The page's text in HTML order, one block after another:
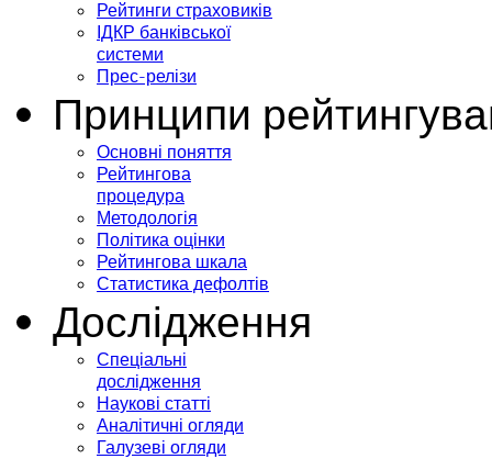
Рейтинги страховиків
ІДКР банківської
системи
Прес-релізи
Принципи
Основні поняття
Рейтингова
процедура
Методологія
Політика оцінки
Рейтингова шкала
Статистика дефолтів
Дослідження
Спеціальні
дослідження
Наукові статті
Аналітичні огляди
Галузеві огляди